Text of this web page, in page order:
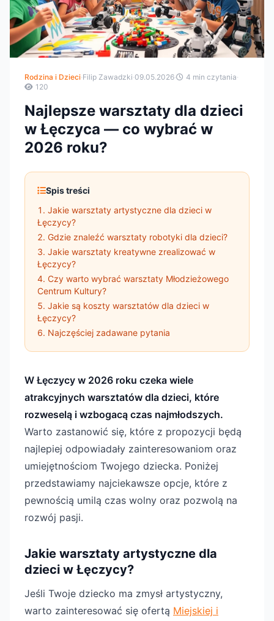
Rodzina i Dzieci·Filip Zawadzki·09.05.2026· 4 min czytania·
120
Najlepsze warsztaty dla dzieci
w Łęczyca — co wybrać w
2026 roku?
Spis treści
Jakie warsztaty artystyczne dla dzieci w
Łęczycy?
Gdzie znaleźć warsztaty robotyki dla dzieci?
Jakie warsztaty kreatywne zrealizować w
Łęczycy?
Czy warto wybrać warsztaty Młodzieżowego
Centrum Kultury?
Jakie są koszty warsztatów dla dzieci w
Łęczycy?
Najczęściej zadawane pytania
W Łęczycy w 2026 roku czeka wiele
atrakcyjnych warsztatów dla dzieci, które
rozweselą i wzbogacą czas najmłodszych.
Warto zastanowić się, które z propozycji będą
najlepiej odpowiadały zainteresowaniom oraz
umiejętnościom Twojego dziecka. Poniżej
przedstawiamy najciekawsze opcje, które z
pewnością umilą czas wolny oraz pozwolą na
rozwój pasji.
Jakie warsztaty artystyczne dla
dzieci w Łęczycy?
Jeśli Twoje dziecko ma zmysł artystyczny,
warto zainteresować się ofertą Miejskiej i